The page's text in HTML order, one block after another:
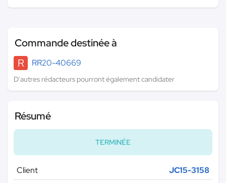
Commande destinée à
R
RR20-40669
D'autres rédacteurs pourront également candidater
Résumé
TERMINÉE
Client
JC15-3158